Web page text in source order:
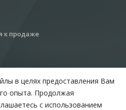
к продаже
в целях предоставления Вам
опыта. Продолжая
с использованием